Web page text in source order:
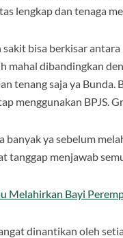
lengkap dan tenaga
bisa berkisar antara
mahal dibandingkan
tenang saja ya
menggunakan BPJS.
banyak ya sebelum
tanggap menjawab
Melahirkan Bayi
dinantikan oleh